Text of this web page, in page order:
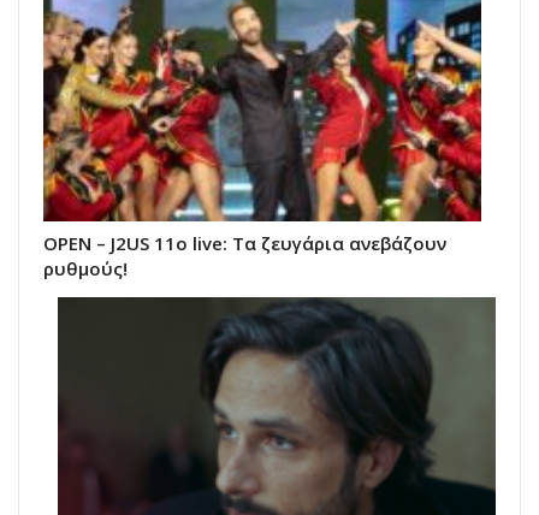
ΟΡΕΝ – J2US 11ο live: Tα ζευγάρια ανεβάζουν
ρυθμούς!